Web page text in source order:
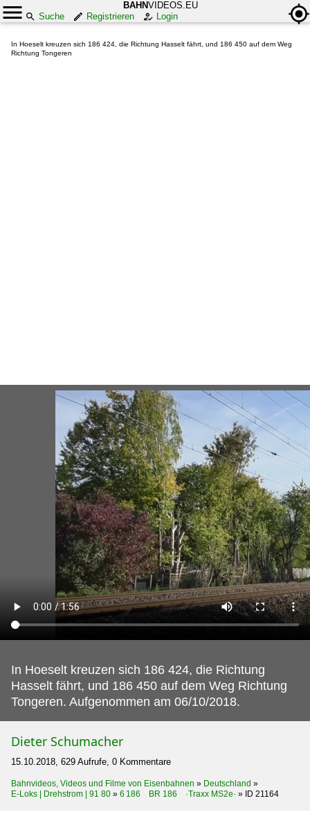
BAHNVIDEOS.EU
Suche
Registrieren Login
In Hoeselt kreuzen sich 186 424, die Richtung Hasselt fährt, und 186 450 auf dem Weg
Richtung Tongeren
In Hoeselt kreuzen sich 186 424, die Richtung
Hasselt fährt, und 186 450 auf dem Weg Richtung
Tongeren. Aufgenommen am 06/10/2018.
Dieter Schumacher
15.10.2018, 629 Aufrufe, 0 Kommentare
Bahnvideos, Videos und Filme von Eisenbahnen » Deutschland »
E-Loks | Drehstrom | 91 80 » 6 186 BR 186 ·Traxx MS2e· » ID 21164